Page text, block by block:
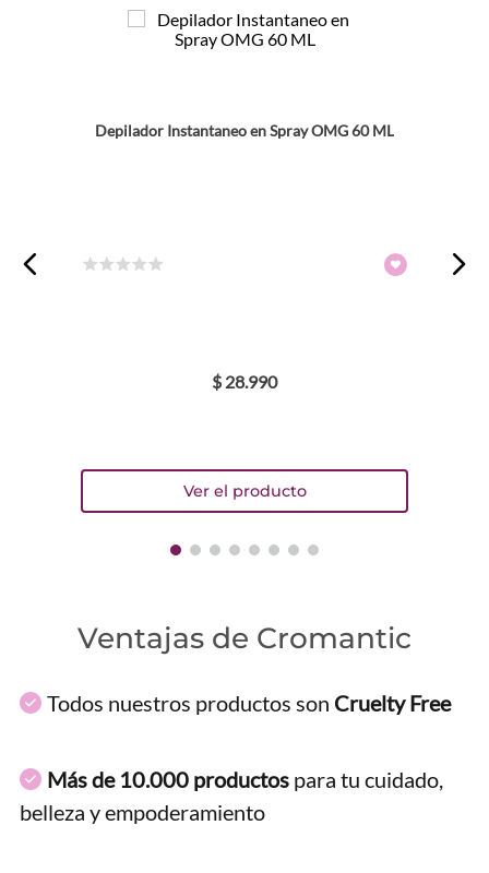
Depilador Instantaneo en Spray OMG 60 ML
$ 28.990
Ventajas de Cromantic
Todos nuestros productos son Cruelty Free
Más de 10.000 productos para tu cuidado,
belleza y empoderamiento